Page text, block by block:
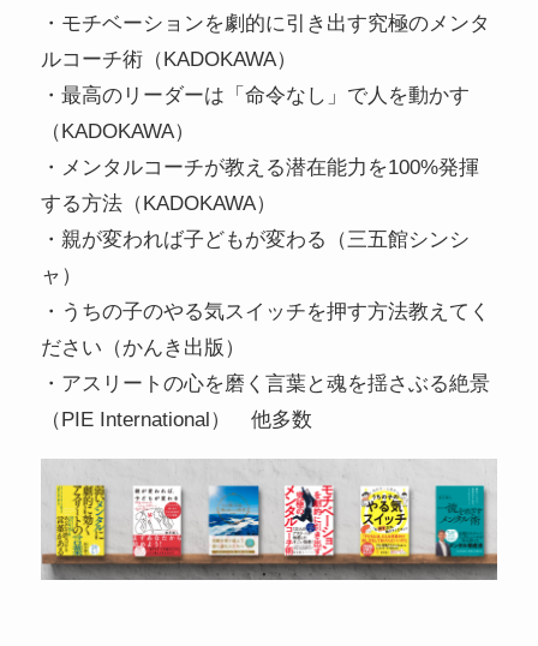
・モチベーションを劇的に引き出す究極のメンタ
ルコーチ術（KADOKAWA）
・最高のリーダーは「命令なし」で人を動かす
（KADOKAWA）
・メンタルコーチが教える潜在能力を100%発揮
する方法（KADOKAWA）
・親が変われば子どもが変わる（三五館シンシ
ャ）
・うちの子のやる気スイッチを押す方法教えてく
ださい（かんき出版）
・アスリートの心を磨く言葉と魂を揺さぶる絶景
（PIE International） 他多数